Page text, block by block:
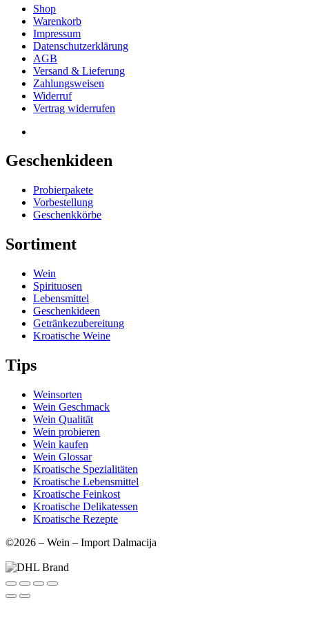
Shop
Warenkorb
Impressum
Datenschutzerklärung
AGB
Versand & Lieferung
Zahlungsweisen
Widerruf
Vertrag widerrufen
Geschenkideen
Probierpakete
Vorbestellung
Geschenkkörbe
Sortiment
Wein
Spirituosen
Lebensmittel
Geschenkideen
Getränkezubereitung
Kroatische Weine
Tips
Weinsorten
Wein Geschmack
Wein Qualität
Wein probieren
Wein kaufen
Wein Glossar
Kroatische Spezialitäten
Kroatische Lebensmittel
Kroatische Feinkost
Kroatische Delikatessen
Kroatische Rezepte
©2026 – Wein – Import Dalmacija